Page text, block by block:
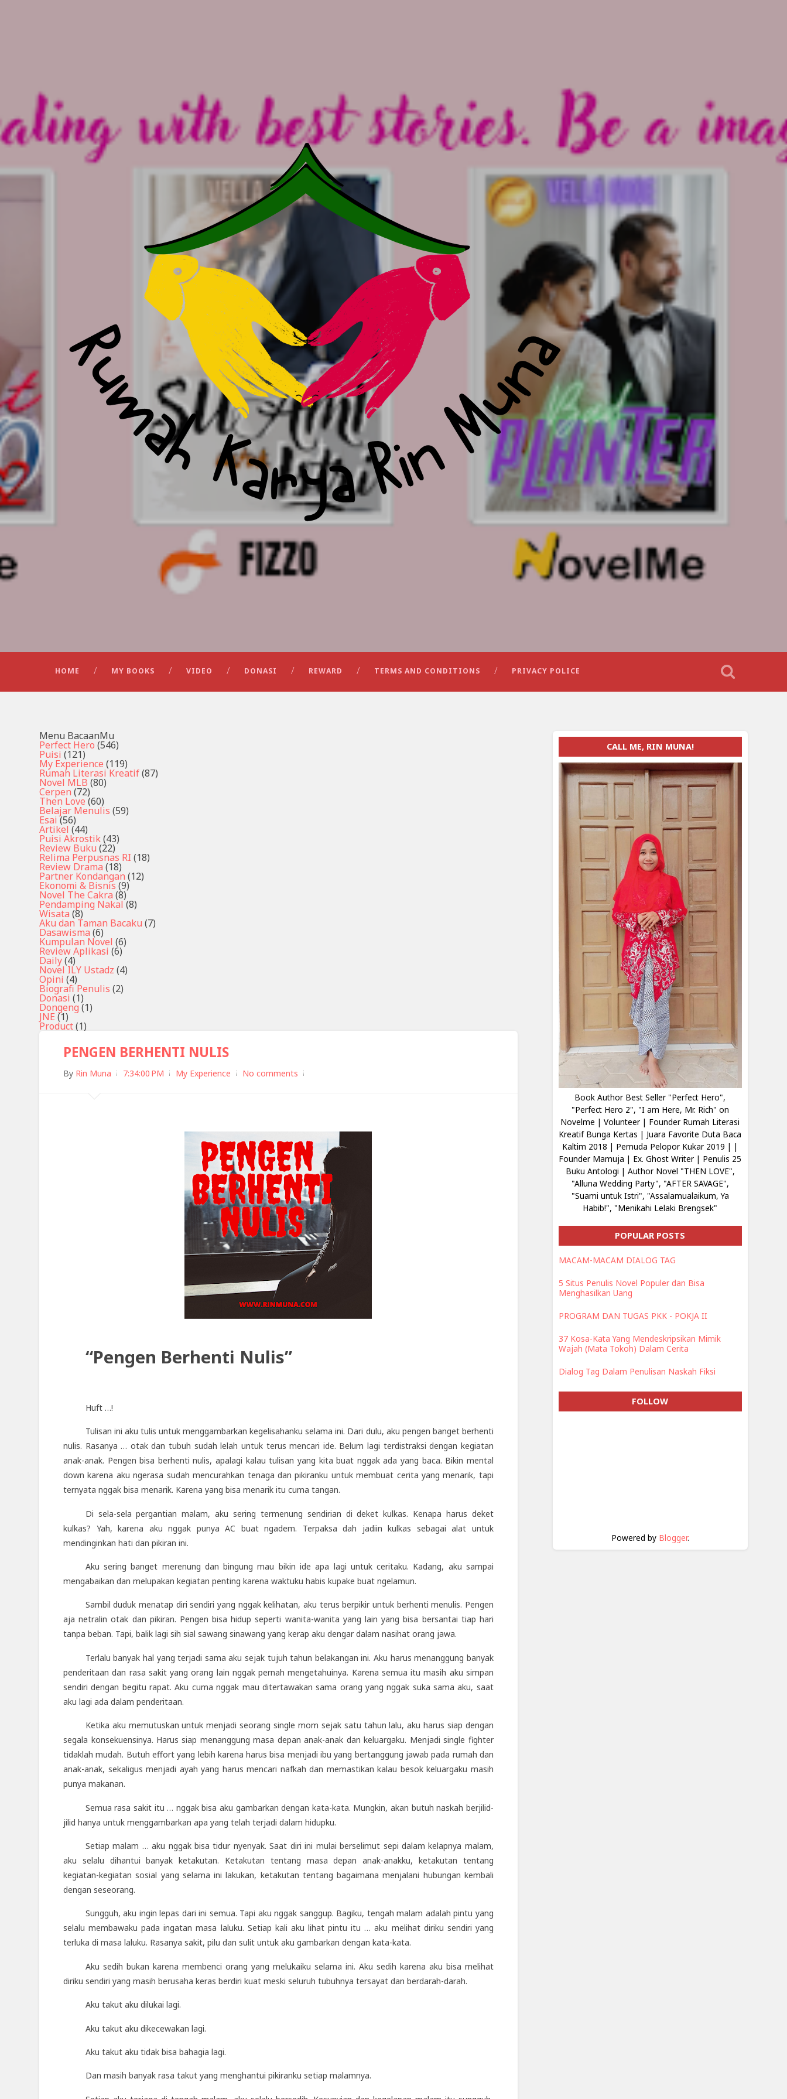
HOME MY BOOKS VIDEO DONASI REWARD TERMS AND CONDITIONS PRIVACY POLICE
Menu BacaanMu
Perfect Hero (546)
Puisi (121)
My Experience (119)
Rumah Literasi Kreatif(87)
Novel MLB (80)
Cerpen (72)
Then Love (60)
Belajar Menulis (59)
Esai (56)
Artikel (44)
Puisi Akrostik(43)
Review Buku (22)
Relima Perpusnas RI (18)
Review Drama (18)
Partner Kondangan (12)
Ekonomi & Bisnis (9)
Novel The Cakra (8)
Pendamping Nakal(8)
Wisata (8)
Aku dan Taman Bacaku (7)
Dasawisma (6)
Kumpulan Novel (6)
Review Aplikasi (6)
Daily(4)
Novel ILY Ustadz (4)
Opini (4)
Biografi Penulis (2)
Donasi (1)
Dongeng (1)
JNE (1)
Product(1)
PENGEN BERHENTI NULIS
By Rin Muna 7:34:00 PM My Experience No comments
“Pengen Berhenti Nulis”
Huft …!
Tulisan ini aku tulis untuk menggambarkan kegelisahanku selama ini. Dari dulu, aku pengen banget berhenti
nulis. Rasanya … otak dan tubuh sudah lelah untuk terus mencari ide. Belum lagi terdistraksi dengan kegiatan
anak-anak. Pengen bisa berhenti nulis, apalagi kalau tulisan yang kita buat nggak ada yang baca. Bikin mental
down karena aku ngerasa sudah mencurahkan tenaga dan pikiranku untuk membuat cerita yang menarik, tapi
ternyata nggak bisa menarik. Karena yang bisa menarik itu cuma tangan.
Di sela-sela pergantian malam, aku sering termenung sendirian di deket kulkas. Kenapa harus deket
kulkas? Yah, karena aku nggak punya AC buat ngadem. Terpaksa dah jadiin kulkas sebagai alat untuk
mendinginkan hati dan pikiran ini.
Aku sering banget merenung dan bingung mau bikin ide apa lagi untuk ceritaku. Kadang, aku sampai
mengabaikan dan melupakan kegiatan penting karena waktuku habis kupake buat ngelamun.
Sambil duduk menatap diri sendiri yang nggak kelihatan, aku terus berpikir untuk berhenti menulis. Pengen
aja netralin otak dan pikiran. Pengen bisa hidup seperti wanita-wanita yang lain yang bisa bersantai tiap hari
tanpa beban. Tapi, balik lagi sih sial sawang sinawang yang kerap aku dengar dalam nasihat orang jawa.
Terlalu banyak hal yang terjadi sama aku sejak tujuh tahun belakangan ini. Aku harus menanggung banyak
penderitaan dan rasa sakit yang orang lain nggak pernah mengetahuinya. Karena semua itu masih aku simpan
sendiri dengan begitu rapat. Aku cuma nggak mau ditertawakan sama orang yang nggak suka sama aku, saat
aku lagi ada dalam penderitaan.
Ketika aku memutuskan untuk menjadi seorang single mom sejak satu tahun lalu, aku harus siap dengan
segala konsekuensinya. Harus siap menanggung masa depan anak-anak dan keluargaku. Menjadi single fighter
tidaklah mudah. Butuh effort yang lebih karena harus bisa menjadi ibu yang bertanggung jawab pada rumah dan
anak-anak, sekaligus menjadi ayah yang harus mencari nafkah dan memastikan kalau besok keluargaku masih
punya makanan.
Semua rasa sakit itu … nggak bisa aku gambarkan dengan kata-kata. Mungkin, akan butuh naskah berjilid-
jilid hanya untuk menggambarkan apa yang telah terjadi dalam hidupku.
Setiap malam … aku nggak bisa tidur nyenyak. Saat diri ini mulai berselimut sepi dalam kelapnya malam,
aku selalu dihantui banyak ketakutan. Ketakutan tentang masa depan anak-anakku, ketakutan tentang
kegiatan-kegiatan sosial yang selama ini lakukan, ketakutan tentang bagaimana menjalani hubungan kembali
dengan seseorang.
Sungguh, aku ingin lepas dari ini semua. Tapi aku nggak sanggup. Bagiku, tengah malam adalah pintu yang
selalu membawaku pada ingatan masa laluku. Setiap kali aku lihat pintu itu … aku melihat diriku sendiri yang
terluka di masa laluku. Rasanya sakit, pilu dan sulit untuk aku gambarkan dengan kata-kata.
Aku sedih bukan karena membenci orang yang melukaiku selama ini. Aku sedih karena aku bisa melihat
diriku sendiri yang masih berusaha keras berdiri kuat meski seluruh tubuhnya tersayat dan berdarah-darah.
Aku takut aku dilukai lagi.
Aku takut aku dikecewakan lagi.
Aku takut aku tidak bisa bahagia lagi.
Dan masih banyak rasa takut yang menghantui pikiranku setiap malamnya.
CALL ME, RIN MUNA!
Book Author Best Seller "Perfect Hero",
"Perfect Hero 2", "I am Here, Mr. Rich" on
Novelme | Volunteer | Founder Rumah Literasi
Kreatif Bunga Kertas | Juara Favorite Duta Baca
Kaltim 2018 | Pemuda Pelopor Kukar 2019 | |
Founder Mamuja | Ex. Ghost Writer | Penulis 25
Buku Antologi | Author Novel "THEN LOVE",
"Alluna Wedding Party", "AFTER SAVAGE",
"Suami untuk Istri", "Assalamualaikum, Ya
Habib!", "Menikahi Lelaki Brengsek"
POPULAR POSTS
MACAM-MACAM DIALOG TAG
5 Situs Penulis Novel Populer dan Bisa
Menghasilkan Uang
PROGRAM DAN TUGAS PKK - POKJA II
37 Kosa-Kata Yang Mendeskripsikan Mimik
Wajah (Mata Tokoh) Dalam Cerita
Dialog Tag Dalam Penulisan Naskah Fiksi
FOLLOW
Powered by Blogger.